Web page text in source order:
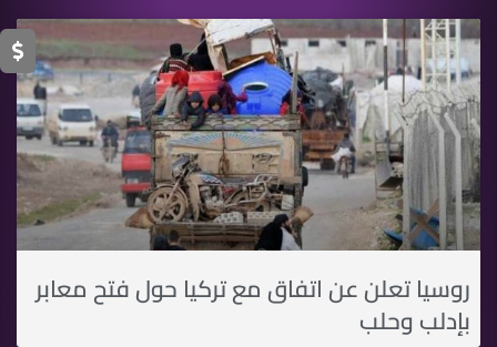
روسيا تعلن عن اتفاق مع تركيا حول فتح معابر
بإدلب وحلب